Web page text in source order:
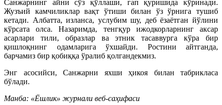
Санжарнинг айни сўз қўллаши, гап қуришида кўринади.
Жузъий камчиликлар вақт ўтиши билан ўз ўрнига тушиб
кетади. Албатта, изланса, услубим шу, деб ёзаётган йўлини
кўрсата олса. Назаримда, тенгқур ижодкорларнинг аксар
асарлари тили, образлар ва этник тасаввурга кўра бир
қишлоқнинг одамларига ўхшайди. Ростини айтганда,
барчамиз бир қобиққа ўралиб қолгандекмиз.
Энг асосийси, Санжарни яхши ҳикоя билан табрикласа
бўлади.
Манба: «Ёшлик» журнали веб-саҳифаси